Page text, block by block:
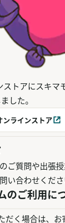
トアにスキマ
した。
ンラインストア
別ウィンドウで
ご質問や出張
い合わせくださ
のご利用に
だく場合は、